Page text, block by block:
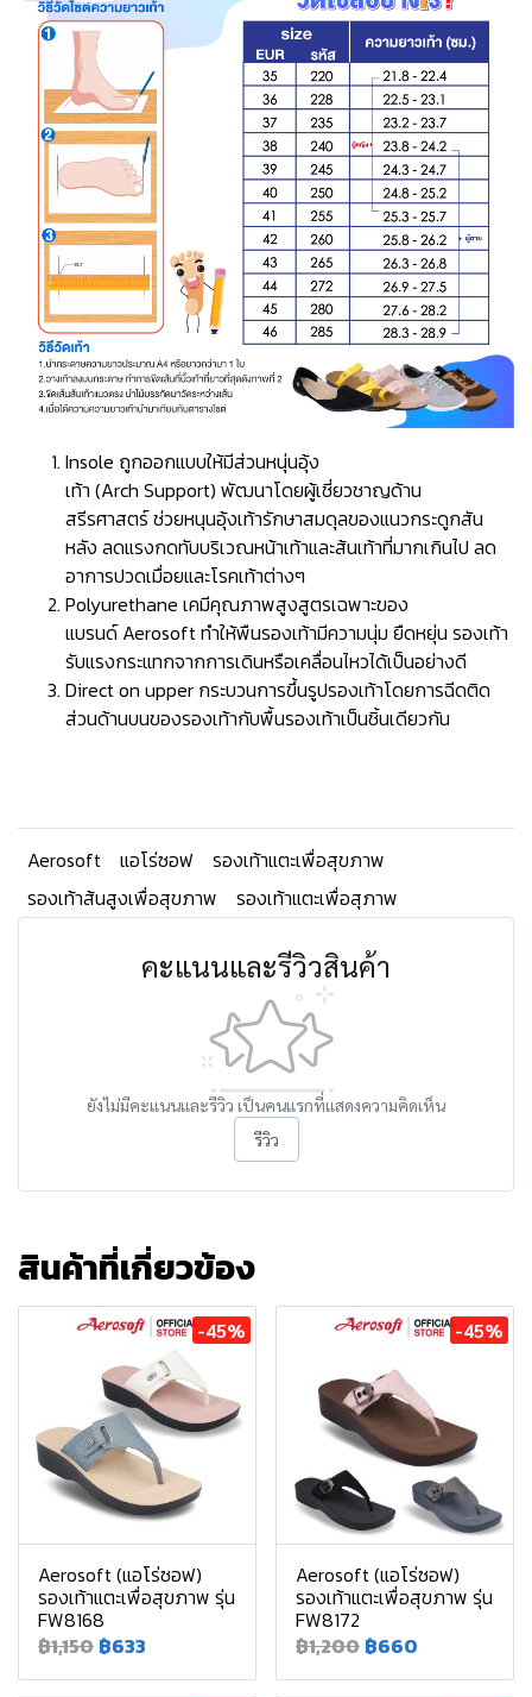
Insole ถูกออกแบบให้มีส่วนหนุ่นอุ้ง
เท้า (Arch Support) พัฒนาโดยผู้เชี่ยวชาญด้าน
สรีรศาสตร์ ช่วยหนุนอุ้งเท้ารักษาสมดุลของแนวกระดูกสัน
หลัง ลดแรงกดทับบริเวณหน้าเท้าและส้นเท้าที่มากเกินไป ลด
อาการปวดเมื่อยและโรคเท้าต่างๆ
Polyurethane เคมีคุณภาพสูงสูตรเฉพาะของ
แบรนด์ Aerosoft ทำให้พืนรองเท้ามีความนุ่ม ยืดหยุ่น รองเท้า
รับแรงกระแทกจากการเดินหรือเคลื่อนไหวได้เป็นอย่างดี
Direct on upper กระบวนการขึ้นรูปรองเท้าโดยการฉีดติด
ส่วนด้านบนของรองเท้ากับพื้นรองเท้าเป็นชิ้นเดียวกัน
Aerosoft แอโร่ซอฟ
รองเท้าแตะเพื่อสุขภาพ
รองเท้าส้นสูงเพื่อสุขภาพ
รองเท้าแตะเพื่อสุภาพ
คะแนนและรีวิวสินค้า
ยังไม่มีคะแนนและรีวิว เป็นคนแรกที่แสดงความคิดเห็น
รีวิว
สินค้าที่เกี่ยวข้อง
-45%
Aerosoft (แอโร่ซอฟ)
รองเท้าแตะเพื่อสุขภาพ รุ่น
FW8168
฿1,150 ฿633
-45%
Aerosoft (แอโร่ซอฟ)
รองเท้าแตะเพื่อสุขภาพ รุ่น
FW8172
฿1,200 ฿660